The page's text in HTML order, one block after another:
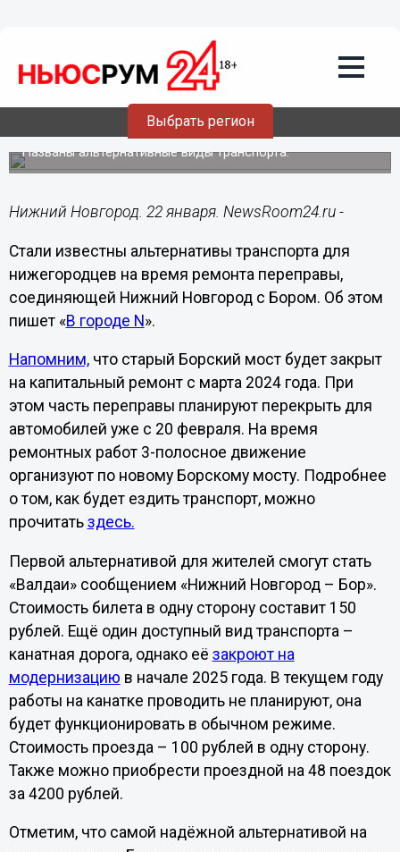
Выбрать регион
22.01.202410:41
Как будут ездить нижегородцы во
время ремонта Борского моста
Названы альтернативные виды транспорта.
Нижний Новгород. 22 января. NewsRoom24.ru -
Стали известны альтернативы транспорта для
нижегородцев на время ремонта переправы,
соединяющей Нижний Новгород с Бором. Об этом
пишет «В городе N».
Напомним,что старый Борский мост будет закрыт
на капитальный ремонт с марта 2024 года. При
этом часть переправы планируют перекрыть для
автомобилей уже с 20 февраля. На время
ремонтных работ 3-полосное движение
организуют по новому Борскому мосту. Подробнее
о том, как будет ездить транспорт, можно
прочитать здесь.
Первой альтернативой для жителей смогут стать
«Валдаи» сообщением «Нижний Новгород – Бор».
Стоимость билета в одну сторону составит 150
рублей. Ещё один доступный вид транспорта –
канатная дорога, однако её закроют на
модернизацию в начале 2025 года. В текущем году
работы на канатке проводить не планируют, она
будет функционировать в обычном режиме.
Стоимость проезда – 100 рублей в одну сторону.
Также можно приобрести проездной на 48 поездок
за 4200 рублей.
Отметим, что самой надёжной альтернативой на